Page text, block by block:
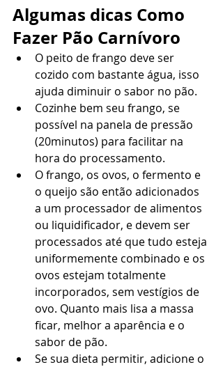
Algumas dicas Como
Fazer Pão Carnívoro
O peito de frango deve ser
cozido com bastante água, isso
ajuda diminuir o sabor no pão.
Cozinhe bem seu frango, se
possível na panela de pressão
(20minutos) para facilitar na
hora do processamento.
O frango, os ovos, o fermento e
o queijo são então adicionados
a um processador de alimentos
ou liquidificador, e devem ser
processados ​​até que tudo esteja
uniformemente combinado e os
ovos estejam totalmente
incorporados, sem vestígios de
ovo. Quanto mais lisa a massa
ficar, melhor a aparência e o
sabor de pão.
Se sua dieta permitir, adicione o